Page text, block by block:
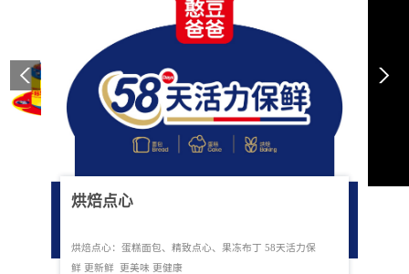
烘焙点心
烘焙点心：蛋糕面包、精致点心、果冻布丁 58天活力保
鲜 更新鲜 更美味 更健康